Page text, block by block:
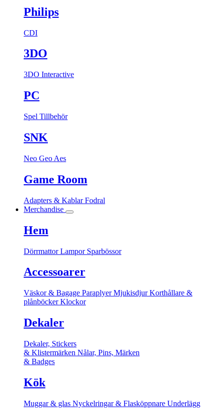
Philips
CDI
3DO
3DO Interactive
PC
Spel Tillbehör
SNK
Neo Geo Aes
Game Room
Adapters & KablarFodral
Merchandise
Hem
DörrmattorLampor Sparbössor
Accessoarer
Väskor & Bagage ParaplyerMjukisdjurKorthållare &
plånböckerKlockor
Dekaler
Dekaler, Stickers
& Klistermärken Nålar, Pins, Märken
& Badges
Kök
Muggar & glas Nyckelringar & Flasköppnare Underlägg